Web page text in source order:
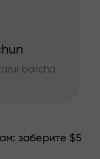
barcha
заберите $5